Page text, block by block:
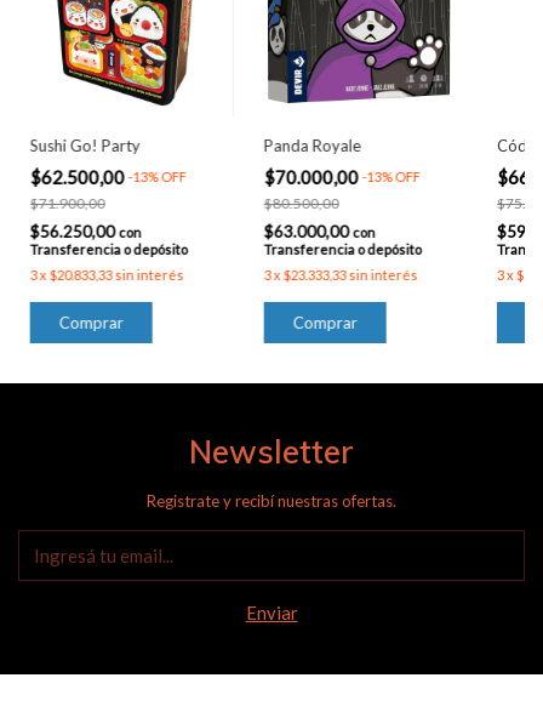
Sushi Go! Party
$62.500,00-13%OFF
$71.900,00
$56.250,00con
Transferencia o depósito
3x $20.833,33sin interés
Panda Royale
$70.000,00-13%OFF
$80.500,00
$63.000,00con
Transferencia o depósito
3x $23.333,33sin interés
3x
Newsletter
Registrate y recibí nuestras ofertas.